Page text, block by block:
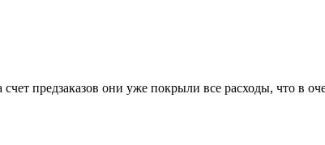
предзаказов они уже покрыли все расходы, что в